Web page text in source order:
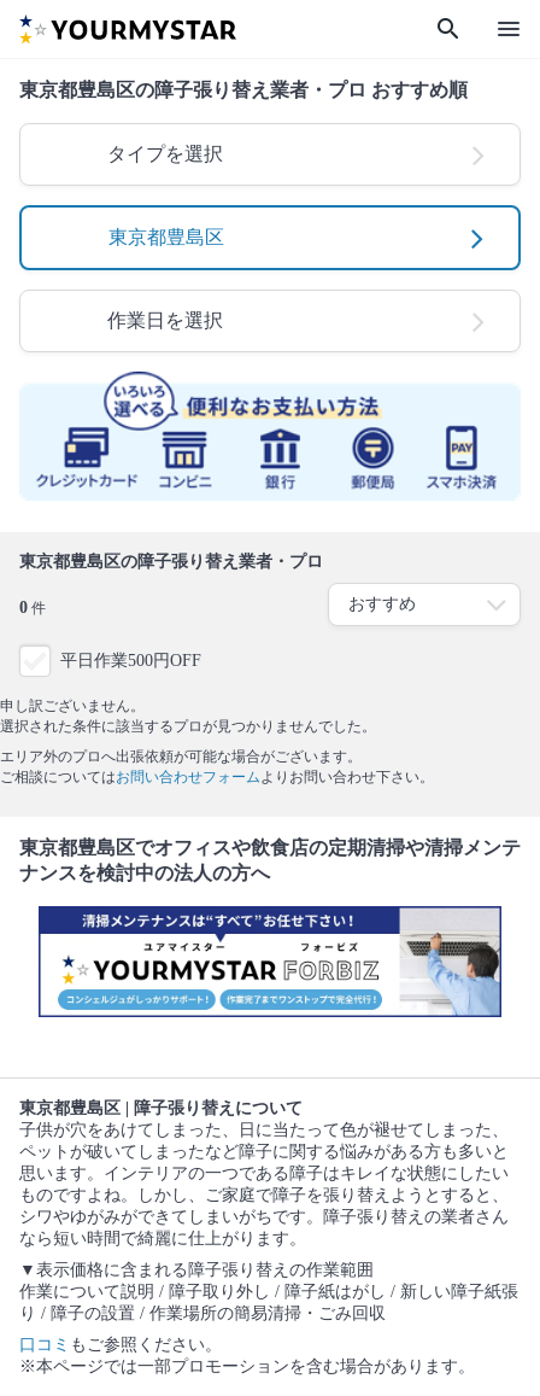
search menu
東京都豊島区の障子張り替え業者・プロ おすすめ順
タイプを選択
東京都豊島区
作業日を選択
東京都豊島区の障子張り替え業者・プロ
0 件
平日作業500円OFF
申し訳ございません。
選択された条件に該当するプロが見つかりませんでした。
エリア外のプロへ出張依頼が可能な場合がございます。
ご相談についてはお問い合わせフォーム よりお問い合わせ下さい。
東京都豊島区でオフィスや飲食店の定期清掃や清掃メンテ
ナンスを検討中の法人の方へ
東京都豊島区 | 障子張り替えについて
子供が穴をあけてしまった、日に当たって色が褪せてしまった、
ペットが破いてしまったなど障子に関する悩みがある方も多いと
思います。インテリアの一つである障子はキレイな状態にしたい
ものですよね。しかし、ご家庭で障子を張り替えようとすると、
シワやゆがみができてしまいがちです。障子張り替えの業者さん
なら短い時間で綺麗に仕上がります。
▼表示価格に含まれる障子張り替えの作業範囲
作業について説明 / 障子取り外し / 障子紙はがし / 新しい障子紙張
り / 障子の設置 / 作業場所の簡易清掃・ごみ回収
口コミ もご参照ください。
※本ページでは一部プロモーションを含む場合があります。